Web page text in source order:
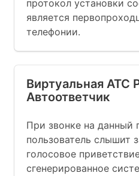
протокол установки
является
телефонии.
Виртуальная АТС
Автоответчик
При звонке на данный
пользователь слышит
голосовое
сгенерированное